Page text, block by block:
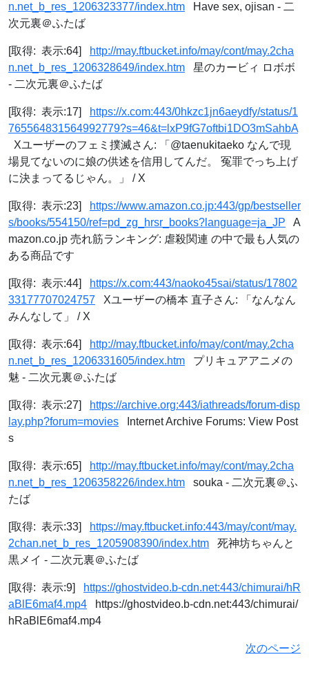
n.net_b_res_1206323377/index.htm Have sex, ojisan - 二
次元裏＠ふたば
[取得: 表示:64]
http://may.ftbucket.info/may/cont/may.2cha
n.net_b_res_1206328649/index.htm 星のカービィ ロボボ
- 二次元裏＠ふたば
[取得: 表示:17]
https://x.com:443/0hkzc1jn6aeydfy/status/1
765564831564992779?s=46&t=lxP9fG7oftbi1DO3mSahbA
Xユーザーのフェミ撲滅さん: 「@taenukitaeko なんで現
場見てないのに娘の供述を信用してんだ。 冤罪でっち上げ
に決まってるじゃん。」 / X
[取得: 表示:23]
https://www.amazon.co.jp:443/gp/bestseller
s/books/554150/ref=pd_zg_hrsr_books?language=ja_JP A
mazon.co.jp 売れ筋ランキング: 虐殺関連 の中で最も人気の
ある商品です
[取得: 表示:44]
https://x.com:443/naoko45sai/status/17802
33177707024757 Xユーザーの橋本 直子さん: 「なんなん
みんなして」 / X
[取得: 表示:64]
http://may.ftbucket.info/may/cont/may.2cha
n.net_b_res_1206331605/index.htm プリキュアアニメの
魅 - 二次元裏＠ふたば
[取得: 表示:27]
https://archive.org:443/iathreads/forum-disp
lay.php?forum=movies Internet Archive Forums: View Post
s
[取得: 表示:65]
http://may.ftbucket.info/may/cont/may.2cha
n.net_b_res_1206358226/index.htm souka - 二次元裏＠ふ
たば
[取得: 表示:33]
https://may.ftbucket.info:443/may/cont/may.
2chan.net_b_res_1205908390/index.htm 死神坊ちゃんと
黒メイ - 二次元裏＠ふたば
[取得: 表示:9]
https://ghostvideo.b-cdn.net:443/chimurai/hR
aBlE6maf4.mp4 https://ghostvideo.b-cdn.net:443/chimurai/
hRaBlE6maf4.mp4
次のページ